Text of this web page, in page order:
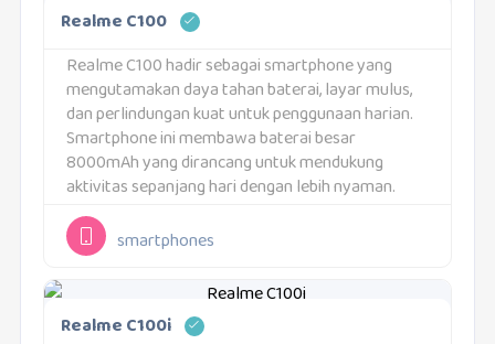
Realme C100
Realme C100 hadir sebagai smartphone yang
mengutamakan daya tahan baterai, layar mulus,
dan perlindungan kuat untuk penggunaan harian.
Smartphone ini membawa baterai besar
8000mAh yang dirancang untuk mendukung
aktivitas sepanjang hari dengan lebih nyaman.
Layar 120Hz membuat pengalaman penggunaan
terasa lebih responsif saat scrolling maupun
bermain game. Desain tangguh dan...
smartphones
Realme C100i